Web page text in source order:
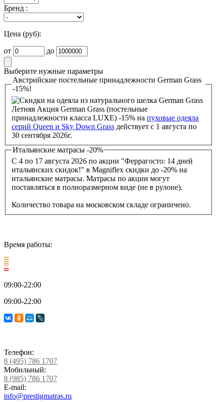
Бренд :
Цена (руб):
от до
Выберите нужные параметры
Австрийские постельные принадлежности German Grass
-15%!
Летняя Акция German Grass (постельные
принадлежности класса LUXE) -15% на пуховые одеяла
серий Queen и Sky Down Grass действует с 1 августа по
30 сентября 2026г.
Итальянские матрасы -20%
С 4 по 17 августа 2026 по акции "Феррагосто: 14 дней
итальянских скидок!" в Magniflex скидки до -20% на
итальянские матрасы. Матрасы по акции могут
поставляться в полноразмерном виде (не в рулоне).
Количество товара на московском складе ограничено.
Время работы:
09:00-22:00
09:00-22:00
Телефон:
8 (495) 786 1707
Мобильный:
8 (985) 786 1707
E-mail:
info@prestigmatras.ru